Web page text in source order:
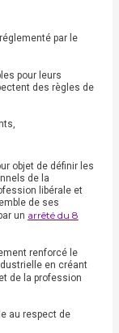
par le
pour leurs
des règles de
objet de définir les
de la
libérale et
de ses
un arrêté du 8
renforcé le
en créant
de la profession
au respect de